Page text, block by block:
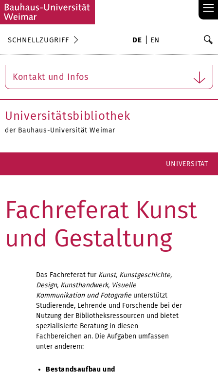
≡
SCHNELLZUGRIFF DE EN
Kontakt und Infos
Universitätsbibliothek
der Bauhaus-Universität Weimar
UNIVERSITÄT
Fachreferat Kunst
und Gestaltung
Das Fachreferat für Kunst, Kunstgeschichte,
Design, Kunsthandwerk, Visuelle
Kommunikation und Fotografie unterstützt
Studierende, Lehrende und Forschende bei der
Nutzung der Bibliotheksressourcen und bietet
spezialisierte Beratung in diesen
Fachbereichen an. Die Aufgaben umfassen
unter anderem:
Bestandsaufbau und